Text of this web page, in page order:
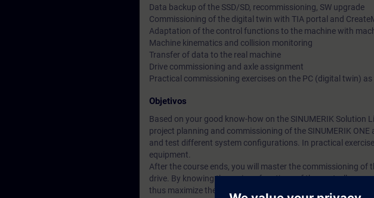
Data backup of the SSD/SD, recommissioning, SW upgrade
Commissioning of the digital twin with TIA portal and
Adaptation of the control functions to the machine with
Machine kinematics and collision monitoring
Transfer of data to the real machine
Drive commissioning and axle assignment
Practical commissioning exercises on the PC (digital twin)
Objetivos
Based on your good know-how on the SINUMERIK
project planning and commissioning of the SINUMERIK
and test different system configurations. In practical
equipment.
After the course ends, you will master the commissioning of
drive. By knowing the various functions of the controller,
thus maximize the productivity of your machine.